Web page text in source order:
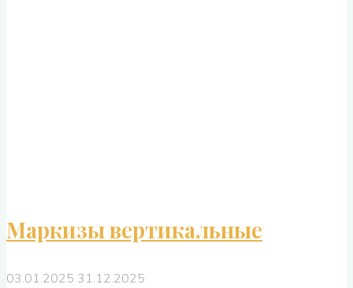
Маркизы вертикальные
03.01.2025 31.12.2025